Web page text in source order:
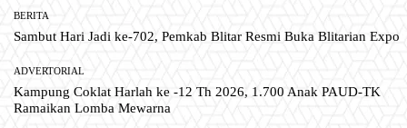
BERITA
Sambut Hari Jadi ke-702, Pemkab Blitar Resmi Buka Blitarian Expo
ADVERTORIAL
Kampung Coklat Harlah ke -12 Th 2026, 1.700 Anak PAUD-TK
Ramaikan Lomba Mewarna